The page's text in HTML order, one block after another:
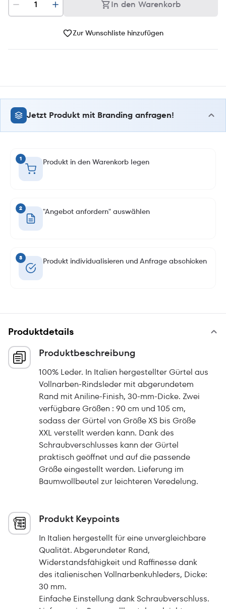
In den Warenkorb
Zur Wunschliste hinzufügen
Jetzt Produkt mit Branding anfragen!
1 Produkt in den Warenkorb legen
2 "Angebot anfordern" auswählen
3 Produkt individualisieren und Anfrage abschicken
Produktdetails
Produktbeschreibung
100% Leder. In Italien hergestellter Gürtel aus
Vollnarben-Rindsleder mit abgerundetem
Rand mit Aniline-Finish, 30-mm-Dicke. Zwei
verfügbare Größen : 90 cm und 105 cm,
sodass der Gürtel von Größe XS bis Größe
XXL verstellt werden kann. Dank des
Schraubverschlusses kann der Gürtel
praktisch geöffnet und auf die passende
Größe eingestellt werden. Lieferung im
Baumwollbeutel zur leichteren Veredelung.
Produkt Keypoints
In Italien hergestellt für eine unvergleichbare
Qualität. Abgerundeter Rand,
Widerstandsfähigkeit und Raffinesse dank
des italienischen Vollnarbenkuhleders, Dicke:
30 mm.
Einfache Einstellung dank Schraubverschluss.